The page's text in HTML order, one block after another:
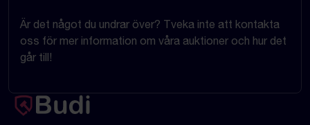
Är det något du undrar över? Tveka inte att kontakta
oss för mer information om våra auktioner och hur det
går till!